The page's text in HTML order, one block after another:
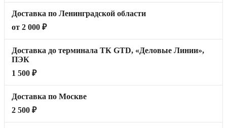
Доставка по Ленинградской области
от 2 000 ₽
Доставка до терминала ТК GTD, «Деловые Линии»,
ПЭК
1 500 ₽
Доставка по Москве
2 500 ₽